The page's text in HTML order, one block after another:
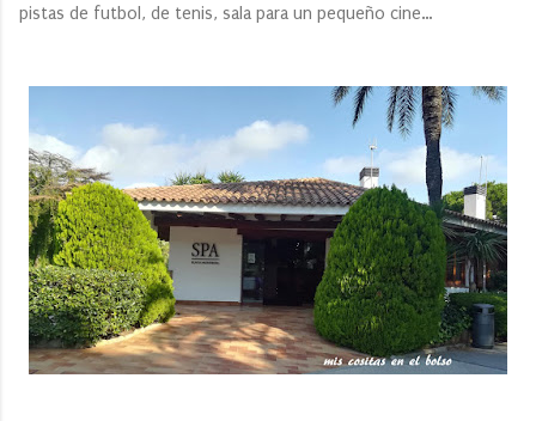
pistas de futbol, de tenis, sala para un pequeño cine…